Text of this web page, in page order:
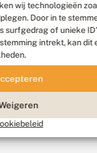
wij technologieën
Door in te
of unieke
intrekt, kan dit